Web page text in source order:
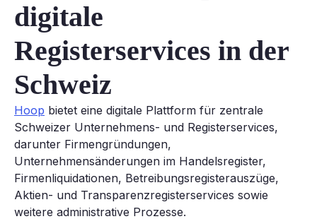
digitale
Registerservices in der
Schweiz
Hoop bietet eine digitale Plattform für zentrale
Schweizer Unternehmens- und Registerservices,
darunter Firmengründungen,
Unternehmensänderungen im Handelsregister,
Firmenliquidationen, Betreibungsregisterauszüge,
Aktien- und Transparenzregisterservices sowie
weitere administrative Prozesse.